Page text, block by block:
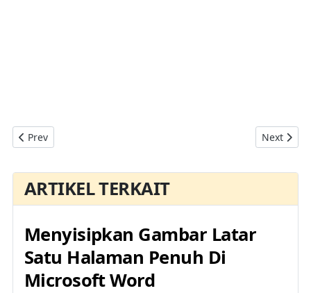
Previous article: Mengubah Gambar Di Dokumen Microsoft
Prev Next
Next
ARTIKEL TERKAIT
Menyisipkan Gambar Latar
Satu Halaman Penuh Di
Microsoft Word